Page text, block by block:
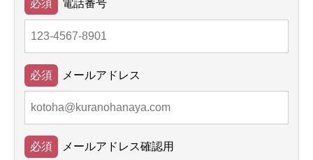
電話番号
メールアドレス
メールアドレス確認用